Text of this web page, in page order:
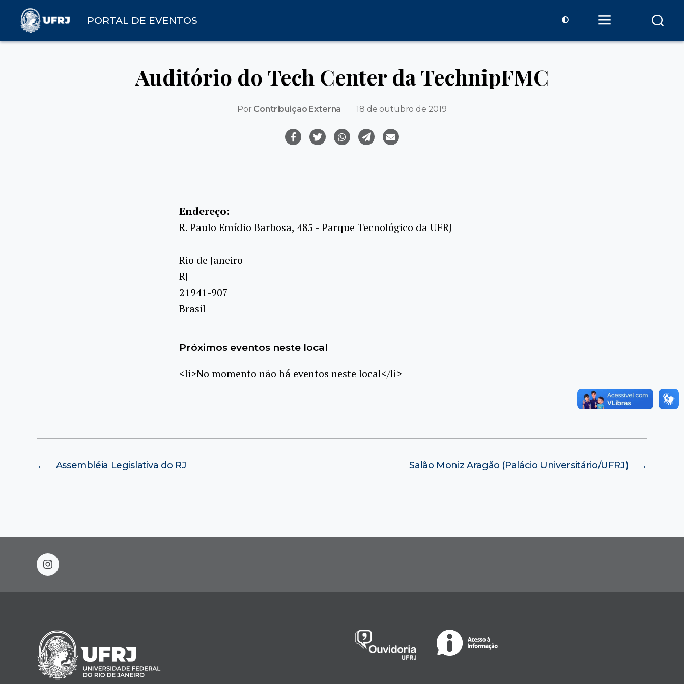
PORTAL DE EVENTOS
Auditório do Tech Center da TechnipFMC
Por Contribuição Externa 18 de outubro de 2019
Endereço:
R. Paulo Emídio Barbosa, 485 - Parque Tecnológico da UFRJ
Rio de Janeiro
RJ
21941-907
Brasil
Próximos eventos neste local
<li>No momento não há eventos neste local</li>
← Assembléia Legislativa do RJ →
Salão Moniz Aragão (Palácio Universitário/UFRJ)
instagram